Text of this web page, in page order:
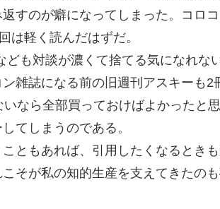
すのが癖になってしまった。コロ
は軽く読んだはずだ。
も対談が濃くて捨てる気になれな
雑誌になる前の旧週刊アスキーも
なら全部買っておけばよかったと
てしまうのである。
ともあれば、引用したくなるとき
そが私の知的生産を支えてきたのも